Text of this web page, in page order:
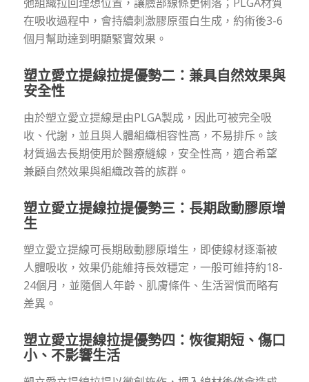
在吸收過程中，會持續刺激膠原蛋白生成，約術後3-6
個月幫助達到明顯緊實效果。
塑立愛立提線拉提優勢二：兼具自然效果與
安全性
由於塑立愛立提線是由PLGA製成，因此可被完全吸
收、代謝，並且與人體組織相容性高，不易排斥。該
材質過去長期使用於醫療縫線，安全性高，適合希望
兼顧自然效果與組織改善的族群。
塑立愛立提線拉提優勢三：長期啟動膠原增
生
塑立愛立提線可長期啟動膠原增生，即使線材逐漸被
人體吸收，效果仍能維持長效穩定，一般可維持約18-
24個月，並隨個人年齡、肌膚條件、生活習慣而略有
差異。
塑立愛立提線拉提優勢四：恢復期短、傷口
小、不影響生活